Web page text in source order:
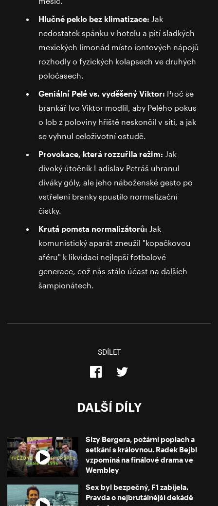
Hlučné peklo bez klimatizace: Jak
nedostatek spánku v hotelu a pití sladkých
mexických limonád místo iontových nápojů
rozhodly o fyzických kolapsech ve druhých
poločasech.
Geniální Pelé vs. vyděšený Viktor: Proč se
brankář Ivo Viktor modlil, aby Pelého pokus
o lob z poloviny hřiště neskončil v síti, a jak
se vyhnul celoživotní ostudě.
Provokace, která rozzuřila režim: Jak
divoký útočník Ladislav Petráš uhranul
diváky góly, ale jeho náboženské gesto po
vstřelení branky spustilo normalizační
čistky.
Krutá pomsta normalizátorů: Jak
komunistický aparát zneužil "kopačkovou
aféru" k likvidaci nejlepší fotbalové
generace, což nás stálo účast na dalších
šampionátech.
SDÍLET
DALŠÍ DÍLY
Slzy Bergera, požární poplach a
setkání s královnou. Radek Bejbl
vzpomíná na finálové drama ve
Wembley
Sex byl bezpečný, F1 zabíjela.
Pravda o nejbrutálnější dekádě